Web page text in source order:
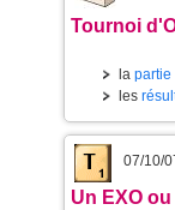
Tournoi
la partie
les
07/10/
Un EXO